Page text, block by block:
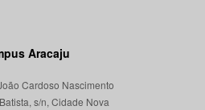
Aracaju
Cardoso Nascimento
s/n, Cidade Nova